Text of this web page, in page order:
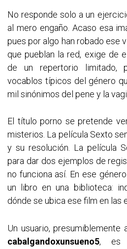
No responde solo a un
al mero engaño. Acaso esa
pues por algo han robado ese
que pueblan la red, exige de
de un repertorio limitado,
vocablos típicos del género
mil sinónimos del pene y la
El título porno se pretende
misterios. La película Sexto
y su resolución. La película
para dar dos ejemplos de
no funciona así. En ese
un libro en una biblioteca:
dónde se ubica ese film en las
Un usuario, presumiblemente
cabalgandoxunsueno5, es